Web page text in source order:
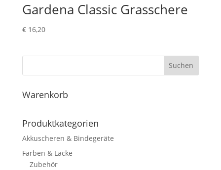
Gardena Classic Grasschere
€16,20
Suchen
Warenkorb
Produktkategorien
Akkuscheren & Bindegeräte
Farben & Lacke
Zubehör